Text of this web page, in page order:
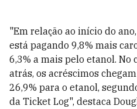
"Em relação ao início do
está pagando 9,8% mais
6,3% a mais pelo etanol.
atrás, os acréscimos
26,9% para o etanol,
da Ticket Log", destaca